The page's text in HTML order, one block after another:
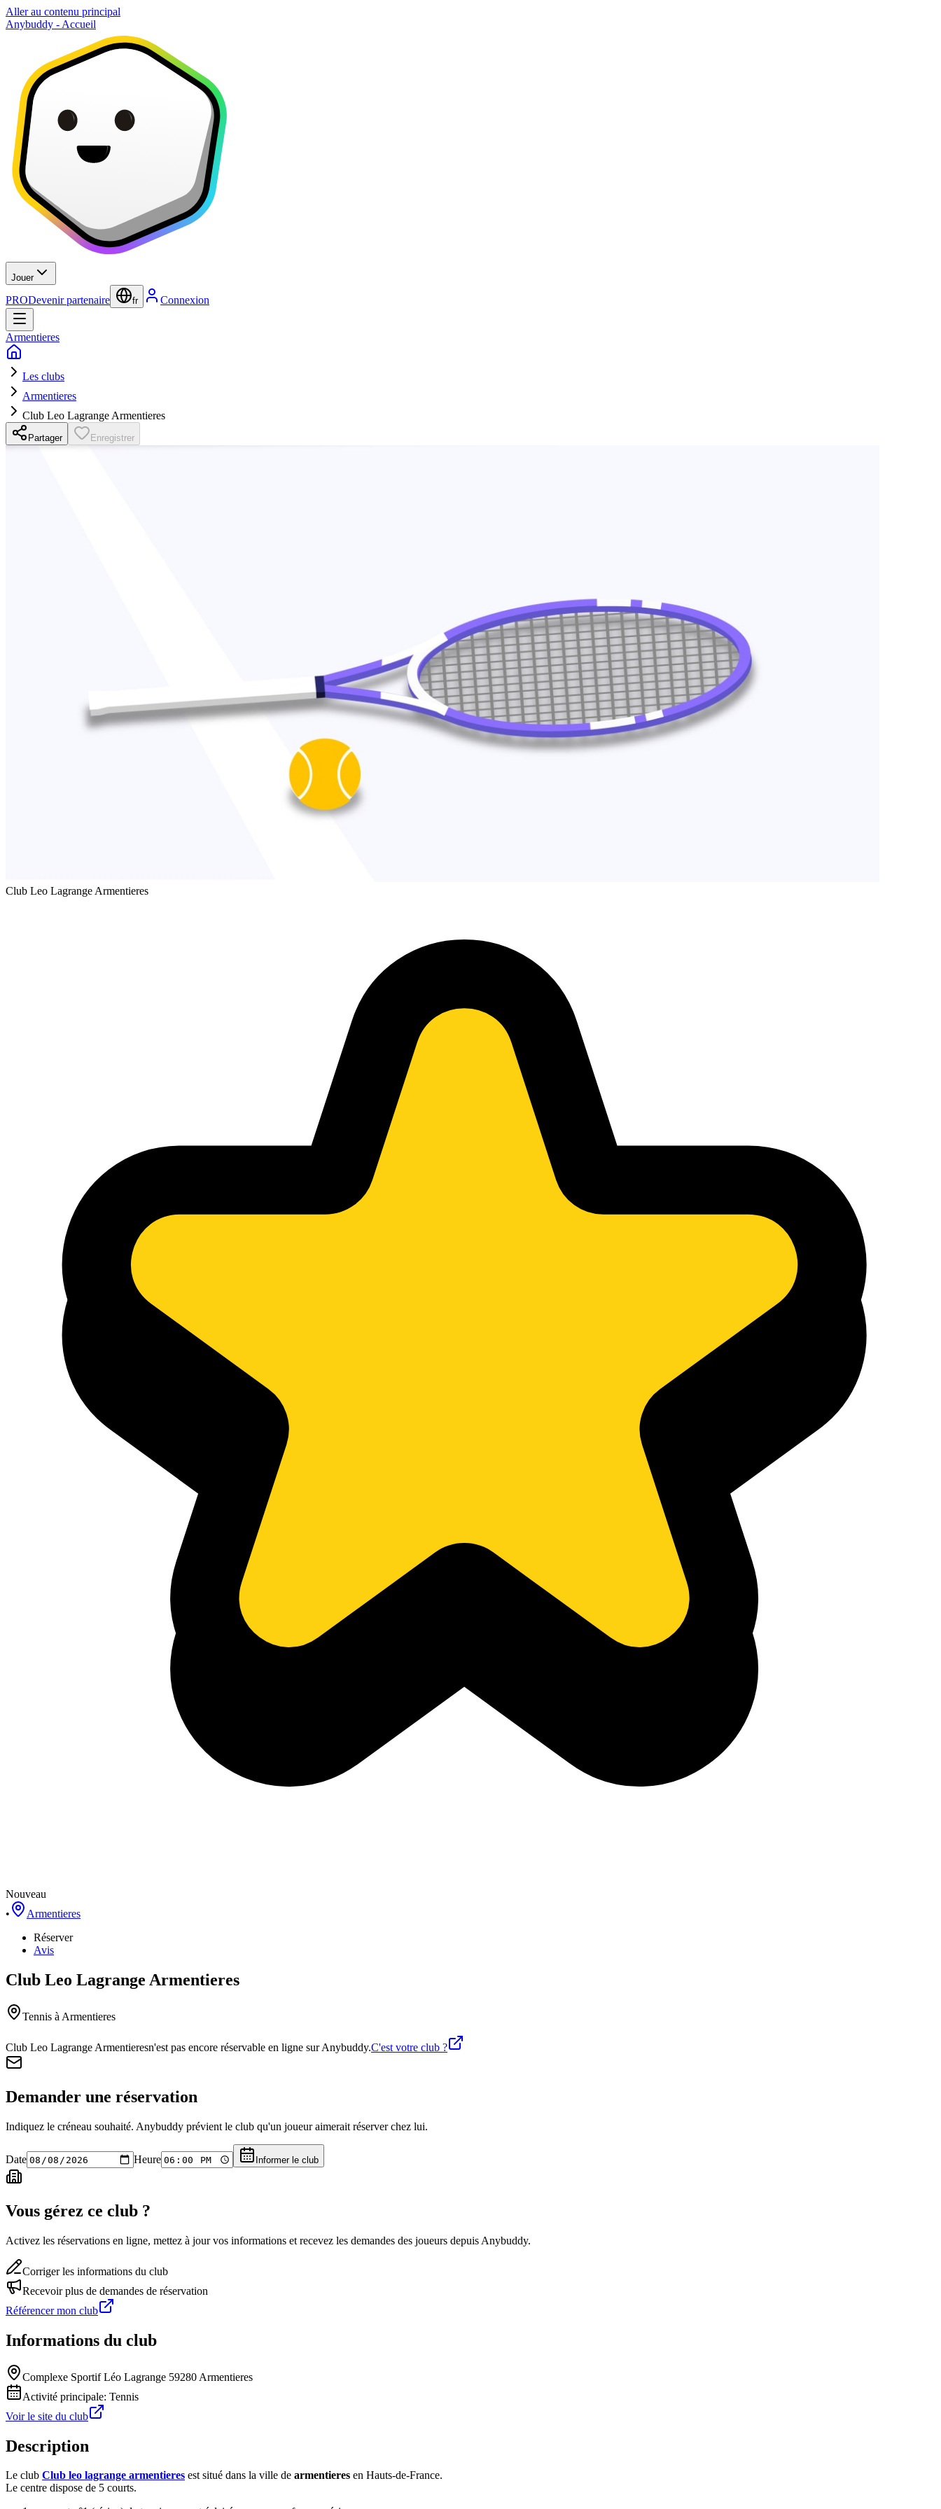
Aller au contenu principal
Anybuddy - Accueil
Jouer
PRODevenir partenaire fr Connexion
Armentieres
Les clubs
Armentieres
Club Leo Lagrange Armentieres
Partager Enregistrer
Club Leo Lagrange Armentieres
Nouveau
•
Armentieres
Réserver
Avis
Club Leo Lagrange Armentieres
Tennis à Armentieres
Club Leo Lagrange Armentieresn'est pas encore réservable en ligne sur Anybuddy.C'est votre club ?
Demander une réservation
Indiquez le créneau souhaité. Anybuddy prévient le club qu'un joueur aimerait réserver chez lui.
Date Heure Informer le club
Vous gérez ce club ?
Activez les réservations en ligne, mettez à jour vos informations et recevez les demandes des joueurs depuis Anybuddy.
Corriger les informations du club
Recevoir plus de demandes de réservation
Référencer mon club
Informations du club
Complexe Sportif Léo Lagrange 59280 Armentieres
Activité principale: Tennis
Voir le site du club
Description
Le club Club leo lagrange armentieres est situé dans la ville de armentieres en Hauts-de-France.
Le centre dispose de 5 courts.